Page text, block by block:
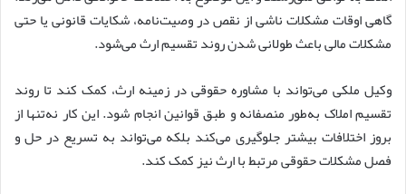
گاهی اوقات مشکلات ناشی از نقص در وصیت‌نامه، شکایات قانونی یا حتی
مشکلات مالی باعث طولانی شدن روند تقسیم ارث می‌شود.
وکیل ملکی می‌تواند با مشاوره حقوقی در زمینه ارث، کمک کند تا روند
تقسیم املاک به‌طور منصفانه و طبق قوانین انجام شود. این کار نه‌تنها از
بروز اختلافات بیشتر جلوگیری می‌کند بلکه می‌تواند به تسریع در حل و
فصل مشکلات حقوقی مرتبط با ارث نیز کمک کند.